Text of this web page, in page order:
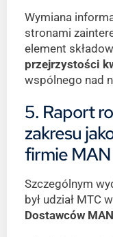
Wymiana
stronami
element
przejrzystości
wspólnego nad
5. Raport
zakresu
firmie MAN
Szczególnym
był udział MTC w
Dostawców